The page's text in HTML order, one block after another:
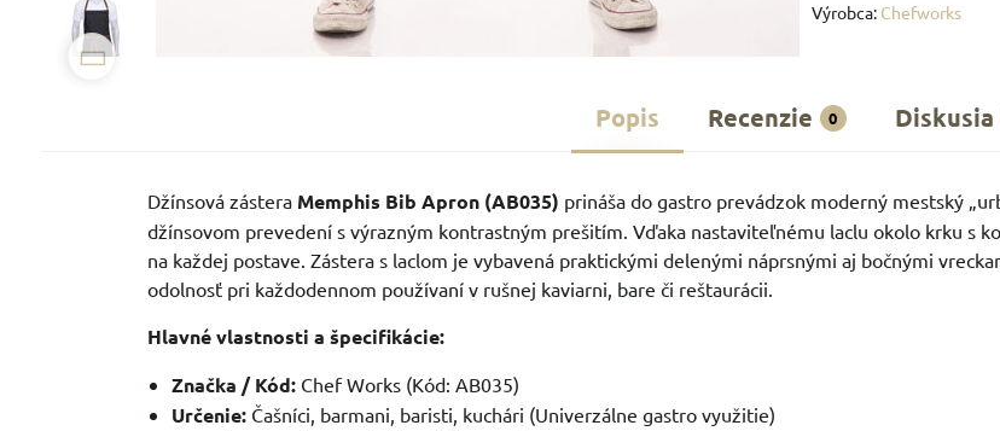
Výrobca: Chefworks
Popis Recenzie 0 Diskusia
Džínsová zástera Memphis Bib Apron (AB035) prináša do gastro prevádzok moderný mestský
džínsovom prevedení s výrazným kontrastným prešitím. Vďaka nastaviteľnému laclu okolo krku s
na každej postave. Zástera s laclom je vybavená praktickými delenými náprsnými aj bočnými
odolnosť pri každodennom používaní v rušnej kaviarni, bare či reštaurácii.
Hlavné vlastnosti a špecifikácie:
Značka / Kód:Chef Works (Kód: AB035)
Určenie:Čašníci, barmani, baristi, kuchári (Univerzálne gastro využitie)